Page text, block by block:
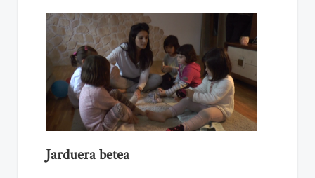
Jarduera betea